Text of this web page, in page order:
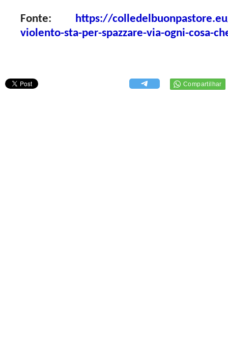
Fonte: https://
violento-sta-per-spazzare-via-ogni-cosa-